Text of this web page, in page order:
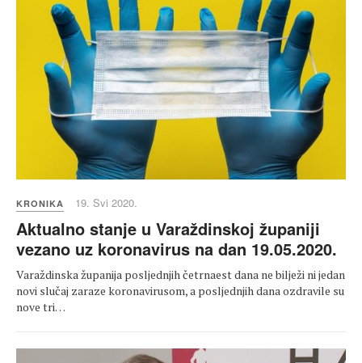
KRONIKA 19. Svi 2020.
Aktualno stanje u Varaždinskoj županiji
vezano uz koronavirus na dan 19.05.2020.
Varaždinska županija posljednjih četrnaest dana ne bilježi ni jedan
novi slučaj zaraze koronavirusom, a posljednjih dana ozdravile su
nove tri…